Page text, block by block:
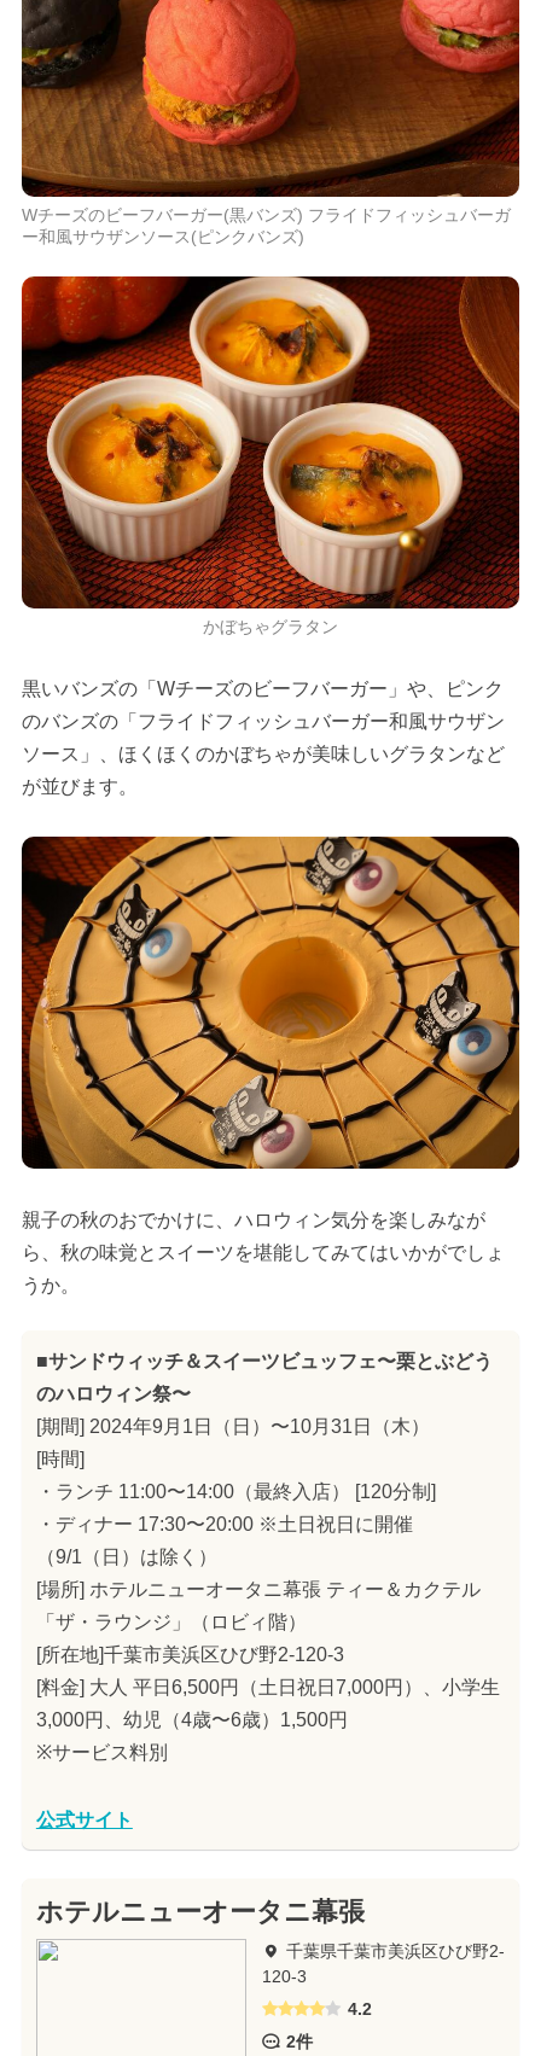
Wチーズのビーフバーガー(黒バンズ) フライドフィッシュバーガ
ー和風サウザンソース(ピンクバンズ)
かぼちゃグラタン
黒いバンズの「Wチーズのビーフバーガー」や、ピンク
のバンズの「フライドフィッシュバーガー和風サウザン
ソース」、ほくほくのかぼちゃが美味しいグラタンなど
が並びます。
親子の秋のおでかけに、ハロウィン気分を楽しみなが
ら、秋の味覚とスイーツを堪能してみてはいかがでしょ
うか。
■サンドウィッチ＆スイーツビュッフェ〜栗とぶどう
のハロウィン祭〜
[期間] 2024年9月1日（日）〜10月31日（木）
[時間]
・ランチ 11:00〜14:00（最終入店） [120分制]
・ディナー 17:30〜20:00 ※土日祝日に開催
（9/1（日）は除く）
[場所] ホテルニューオータニ幕張 ティー＆カクテル
「ザ・ラウンジ」（ロビィ階）
[所在地]千葉市美浜区ひび野2-120-3
[料金] 大人 平日6,500円（土日祝日7,000円）、小学生
3,000円、幼児（4歳〜6歳）1,500円
※サービス料別
公式サイト
ホテルニューオータニ幕張
千葉県千葉市美浜区ひび野2-
120-3
4.2
2件